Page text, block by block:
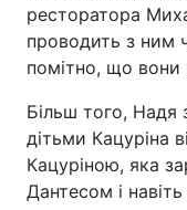
ресторатора
проводить з ним
помітно, що вони
Більш того, Надя
дітьми Кацуріна
Кацуріною, яка
Дантесом і